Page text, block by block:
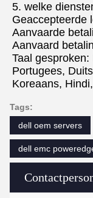
5. welke
Geaccepteerde
Aanvaarde
Aanvaard
Taal
Portugees,
Koreaans,
Tags:
dell oem servers
dell emc